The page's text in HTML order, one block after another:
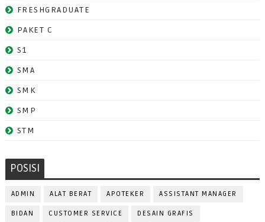
FRESHGRADUATE
PAKET C
S1
SMA
SMK
SMP
STM
POSISI
ADMIN ALAT BERAT APOTEKER ASSISTANT MANAGER
BIDAN CUSTOMER SERVICE DESAIN GRAFIS